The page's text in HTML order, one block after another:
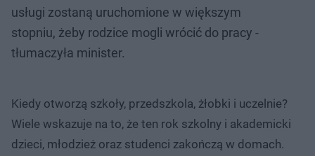
usługi zostaną uruchomione w większym
stopniu, żeby rodzice mogli wrócić do pracy -
tłumaczyła minister.
Kiedy otworzą szkoły, przedszkola, żłobki i uczelnie?
Wiele wskazuje na to, że ten rok szkolny i akademicki
dzieci, młodzież oraz studenci zakończą w domach.